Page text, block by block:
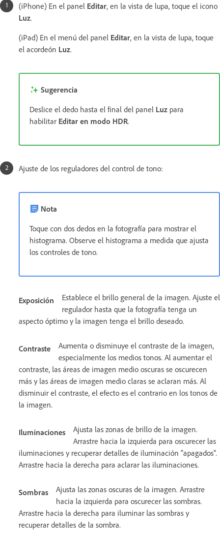
(iPhone) En el panel Editar, en la vista de lupa, toque el icono
Luz.
(iPad) En el menú del panel Editar, en la vista de lupa, toque
el acordeón Luz.
Sugerencia
Deslice el dedo hasta el final del panel Luz para
habilitar Editar en modo HDR.
Ajuste de los reguladores del control de tono:
Nota
Toque con dos dedos en la fotografía para mostrar el
histograma. Observe el histograma a medida que ajusta
los controles de tono.
Exposición
Establece el brillo general de la imagen. Ajuste el
regulador hasta que la fotografía tenga un
aspecto óptimo y la imagen tenga el brillo deseado.
Contraste
Aumenta o disminuye el contraste de la imagen,
especialmente los medios tonos. Al aumentar el
contraste, las áreas de imagen medio oscuras se oscurecen
más y las áreas de imagen medio claras se aclaran más. Al
disminuir el contraste, el efecto es el contrario en los tonos de
la imagen.
Iluminaciones
Ajusta las zonas de brillo de la imagen.
Arrastre hacia la izquierda para oscurecer las
iluminaciones y recuperar detalles de iluminación "apagados".
Arrastre hacia la derecha para aclarar las iluminaciones.
Sombras
Ajusta las zonas oscuras de la imagen. Arrastre
hacia la izquierda para oscurecer las sombras.
Arrastre hacia la derecha para iluminar las sombras y
recuperar detalles de la sombra.